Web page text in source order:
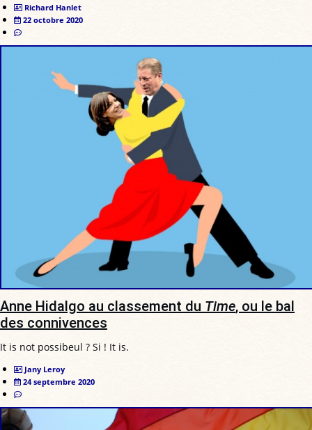
Richard Hanlet
22 octobre 2020
Anne Hidalgo au classement du Time, ou le bal
des connivences
It is not possibeul ? Si ! It is.
Jany Leroy
24 septembre 2020